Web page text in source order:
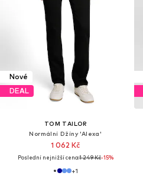
Nové
DEAL
TOM TAILOR
Normální Džíny 'Alexa'
1 062 Kč
Poslední nejnižší cena:1 249 Kč-15%
+1